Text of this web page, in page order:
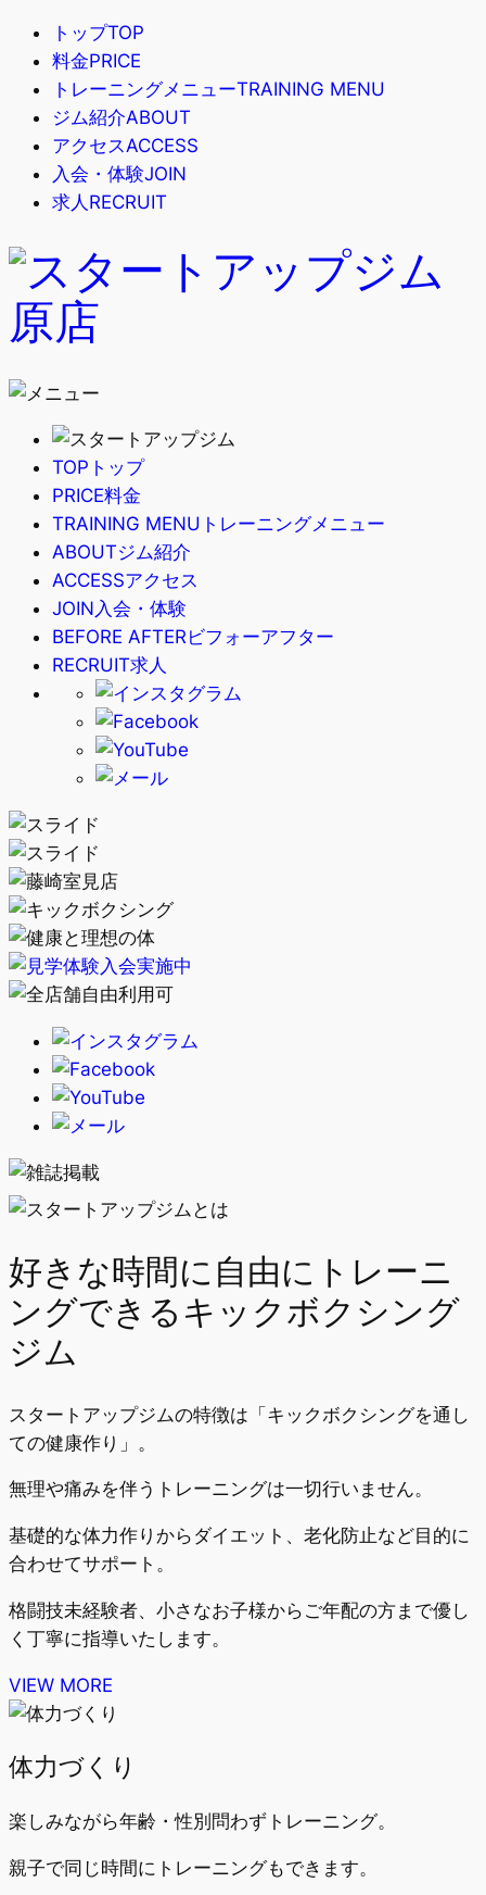
トップTOP
料金PRICE
トレーニングメニューTRAINING MENU
ジム紹介ABOUT
アクセス ACCESS
入会・体験JOIN
求人 RECRUIT
TOP トップ
PRICE料金
TRAINING MENU トレーニングメニュー
ABOUTジム紹介
ACCESSアクセス
JOIN入会・体験
BEFORE AFTERビフォーアフター
RECRUIT求人
好きな時間に自由にトレーニ
ングできるキックボクシング
ジム
スタートアップジムの特徴は「キックボクシングを通し
ての健康作り」。
無理や痛みを伴うトレーニングは一切行いません。
基礎的な体力作りからダイエット、老化防止など目的に
合わせてサポート。
格闘技未経験者、小さなお子様からご年配の方まで優し
く丁寧に指導いたします。
VIEW MORE
体力づくり
楽しみながら年齢・性別問わずトレーニング。
親子で同じ時間にトレーニングもできます。